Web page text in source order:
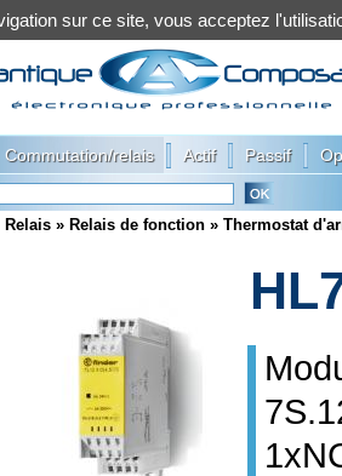
Commutation/relais Actif Passif
Relais » Relais de fonction » Thermostat
sur ce site, vous acceptez